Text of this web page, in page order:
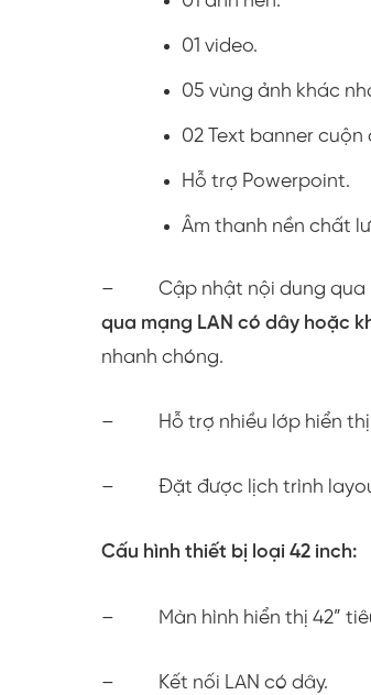
01 video.
05 vùng ảnh khác
02 Text banner cuộn
Hỗ trợ Powerpoint.
Âm thanh nền chất
– Cập nhật nội dung qua
qua mạng LAN có dây hoặc
nhanh chóng.
– Hỗ trợ nhiều lớp hiển thị
– Đặt được lịch trình
Cấu hình thiết bị loại 42 inch:
– Màn hình hiển thị 42” tiêu
– Kết nối LAN có dây.